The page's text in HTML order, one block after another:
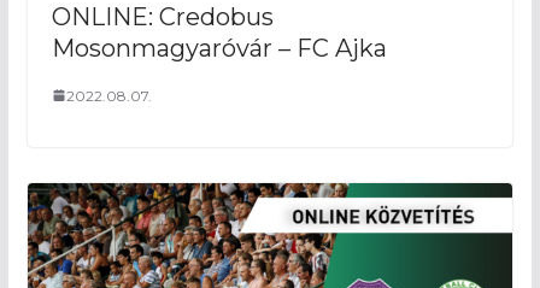
ONLINE: Credobus
Mosonmagyaróvár – FC Ajka
2022.08.07.